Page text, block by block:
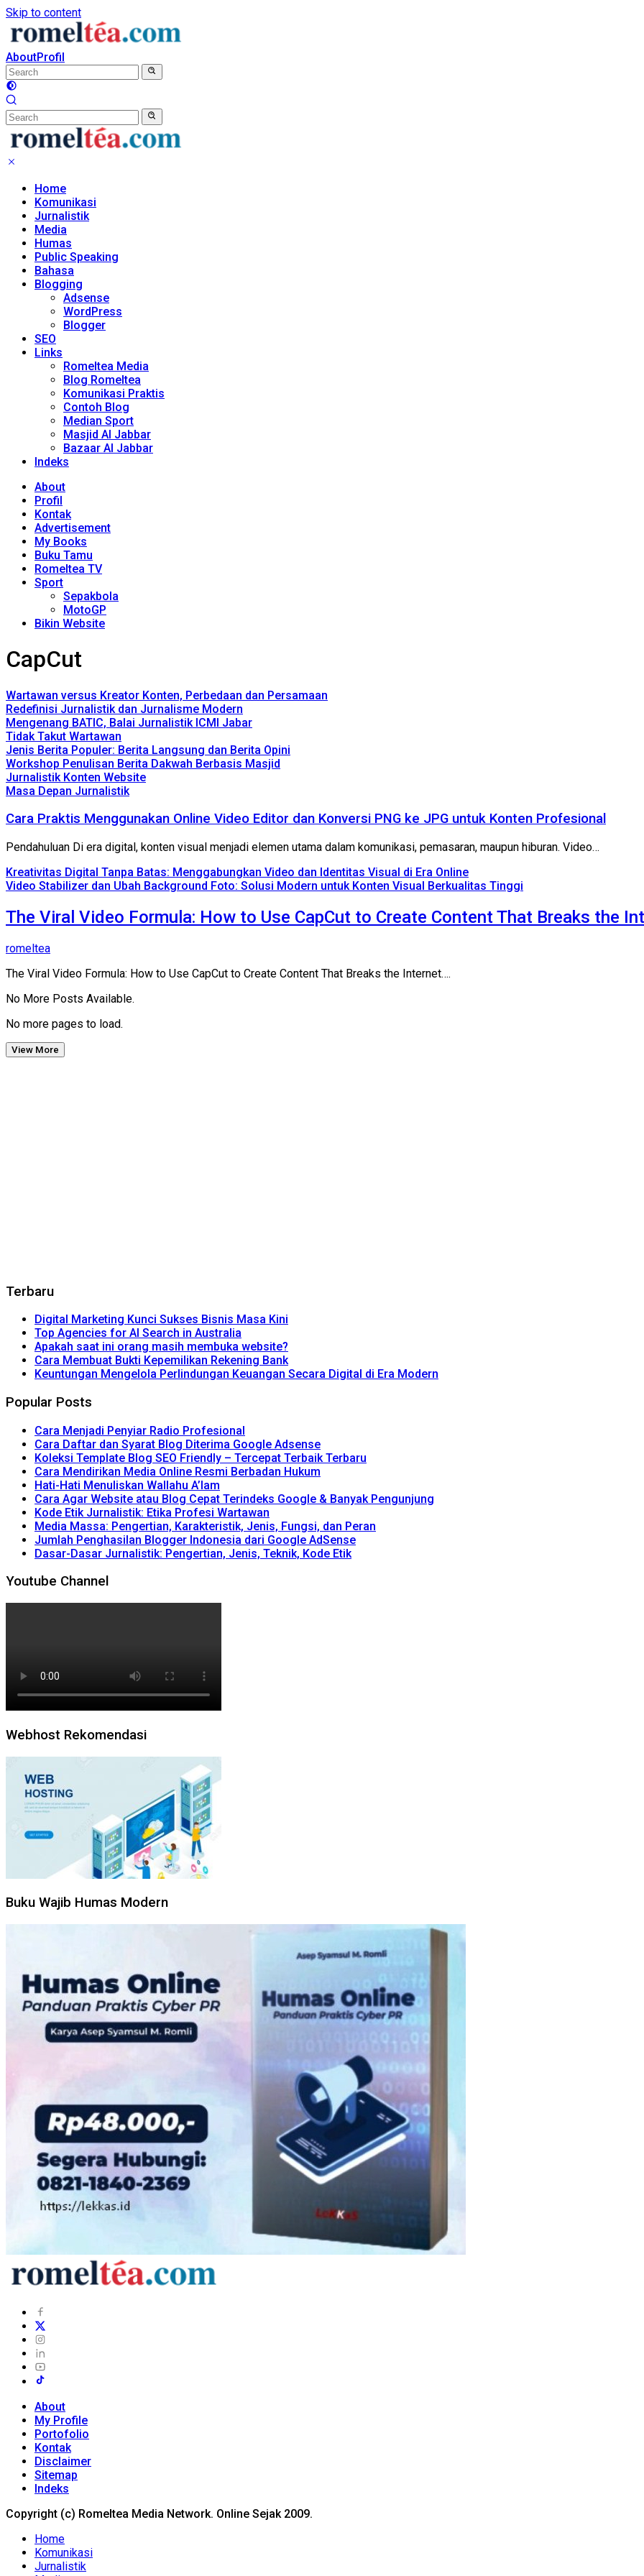
Skip to content
AboutProfil
Home
Komunikasi
Jurnalistik
Media
Humas
Public Speaking
Bahasa
Blogging
Adsense
WordPress
Blogger
SEO
Links
Romeltea Media
Blog Romeltea
Komunikasi Praktis
Contoh Blog
Median Sport
Masjid Al Jabbar
Bazaar Al Jabbar
Indeks
About
Profil
Kontak
Advertisement
My Books
Buku Tamu
Romeltea TV
Sport
Sepakbola
MotoGP
Bikin Website
CapCut
Wartawan versus Kreator Konten, Perbedaan dan Persamaan
Redefinisi Jurnalistik dan Jurnalisme Modern
Mengenang BATIC, Balai Jurnalistik ICMI Jabar
Tidak Takut Wartawan
Jenis Berita Populer: Berita Langsung dan Berita Opini
Workshop Penulisan Berita Dakwah Berbasis Masjid
Jurnalistik Konten Website
Masa Depan Jurnalistik
Cara Praktis Menggunakan Online Video Editor dan Konversi PNG ke JPG untuk Konten Profesional
Pendahuluan Di era digital, konten visual menjadi elemen utama dalam komunikasi, pemasaran, maupun hiburan. Video…
Kreativitas Digital Tanpa Batas: Menggabungkan Video dan Identitas Visual di Era Online
Video Stabilizer dan Ubah Background Foto: Solusi Modern untuk Konten Visual Berkualitas Tinggi
The Viral Video Formula: How to Use CapCut to Create Content That Breaks the
romeltea
The Viral Video Formula: How to Use CapCut to Create Content That Breaks the Internet….
No More Posts Available.
No more pages to load.
View More
Terbaru
Digital Marketing Kunci Sukses Bisnis Masa Kini
Top Agencies for AI Search in Australia
Apakah saat ini orang masih membuka website?
Cara Membuat Bukti Kepemilikan Rekening Bank
Keuntungan Mengelola Perlindungan Keuangan Secara Digital di Era Modern
Popular Posts
Cara Menjadi Penyiar Radio Profesional
Cara Daftar dan Syarat Blog Diterima Google Adsense
Koleksi Template Blog SEO Friendly – Tercepat Terbaik Terbaru
Cara Mendirikan Media Online Resmi Berbadan Hukum
Hati-Hati Menuliskan Wallahu A’lam
Cara Agar Website atau Blog Cepat Terindeks Google & Banyak Pengunjung
Kode Etik Jurnalistik: Etika Profesi Wartawan
Media Massa: Pengertian, Karakteristik, Jenis, Fungsi, dan Peran
Jumlah Penghasilan Blogger Indonesia dari Google AdSense
Dasar-Dasar Jurnalistik: Pengertian, Jenis, Teknik, Kode Etik
Youtube Channel
Webhost Rekomendasi
Buku Wajib Humas Modern
About
My Profile
Portofolio
Kontak
Disclaimer
Sitemap
Indeks
Copyright (c) Romeltea Media Network. Online Sejak 2009.
Home
Komunikasi
Jurnalistik